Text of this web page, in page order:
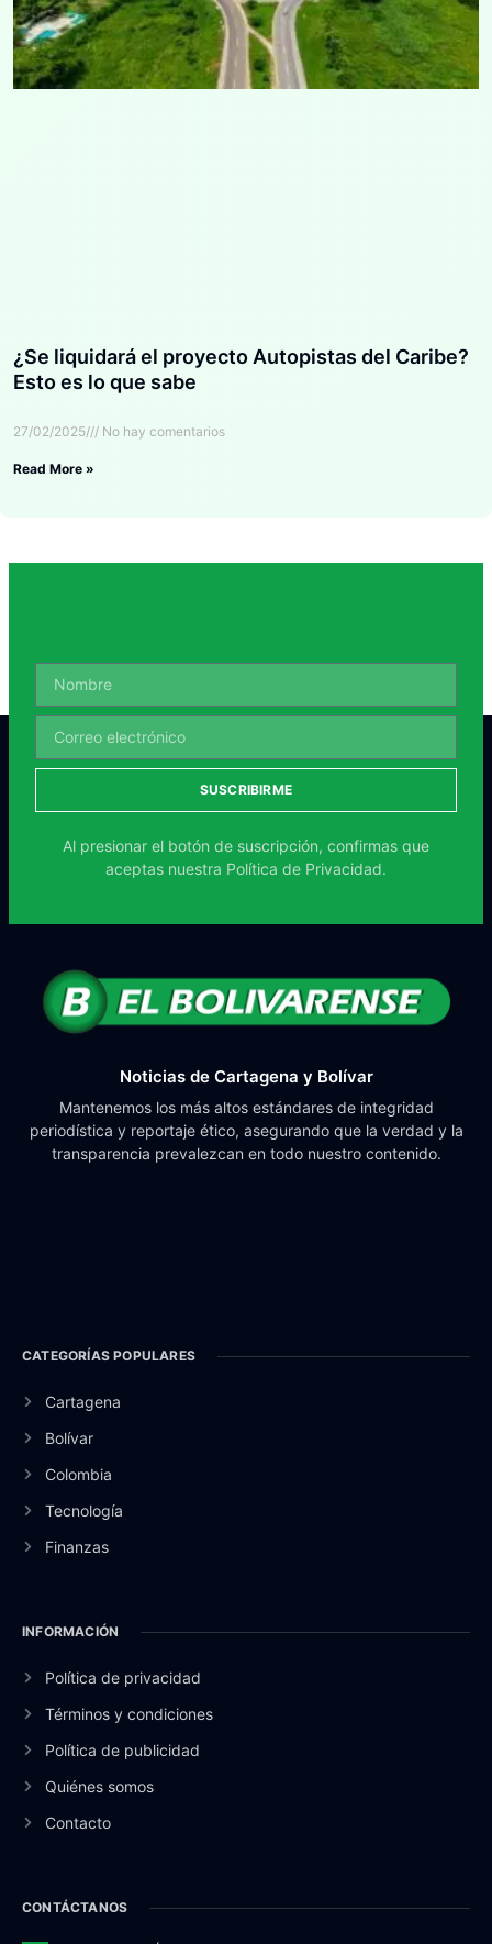
¿Se liquidará el proyecto Autopistas del Caribe?
Esto es lo que sabe
27/02/2025 No hay comentarios
Read More »
SUSCRIBIRME
Al presionar el botón de suscripción, confirmas que
aceptas nuestra Política de Privacidad.
Noticias de Cartagena y Bolívar
Mantenemos los más altos estándares de integridad
periodística y reportaje ético, asegurando que la verdad y la
transparencia prevalezcan en todo nuestro contenido.
CATEGORÍAS POPULARES
Cartagena
Bolívar
Colombia
Tecnología
Finanzas
INFORMACIÓN
Política de privacidad
Términos y condiciones
Política de publicidad
Quiénes somos
Contacto
CONTÁCTANOS